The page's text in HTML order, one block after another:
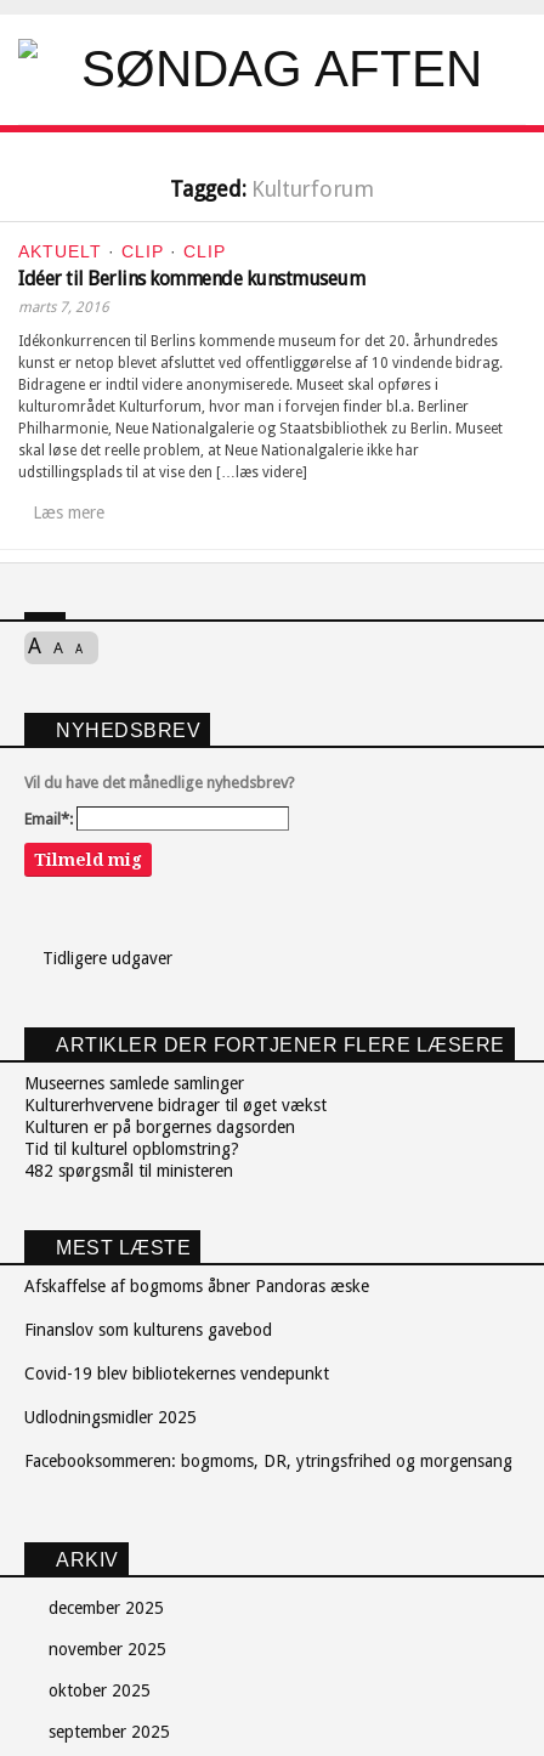
Tagged: Kulturforum
AKTUELT · CLIP · CLIP
Idéer til Berlins kommende kunstmuseum
marts 7, 2016
Idékonkurrencen til Berlins kommende museum for det 20. århundredes
kunst er netop blevet afsluttet ved offentliggørelse af 10 vindende bidrag.
Bidragene er indtil videre anonymiserede. Museet skal opføres i
kulturområdet Kulturforum, hvor man i forvejen finder bl.a. Berliner
Philharmonie, Neue Nationalgalerie og Staatsbibliothek zu Berlin. Museet
skal løse det reelle problem, at Neue Nationalgalerie ikke har
udstillingsplads til at vise den […læs videre]
Læs mere
A A A
NYHEDSBREV
Vil du have det månedlige nyhedsbrev?
Email*:
Tilmeld mig
Tidligere udgaver
ARTIKLER DER FORTJENER FLERE LÆSERE
Museernes samlede samlinger
Kulturerhvervene bidrager til øget vækst
Kulturen er på borgernes dagsorden
Tid til kulturel opblomstring?
482 spørgsmål til ministeren
MEST LÆSTE
Afskaffelse af bogmoms åbner Pandoras æske
Finanslov som kulturens gavebod
Covid-19 blev bibliotekernes vendepunkt
Udlodningsmidler 2025
Facebooksommeren: bogmoms, DR, ytringsfrihed og morgensang
ARKIV
december 2025
november 2025
oktober 2025
september 2025